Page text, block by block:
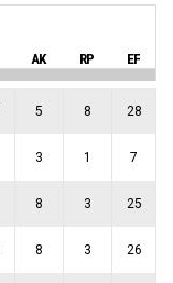
AK RP EF
5 8 28
3 1 7
8 3 25
8 3 26